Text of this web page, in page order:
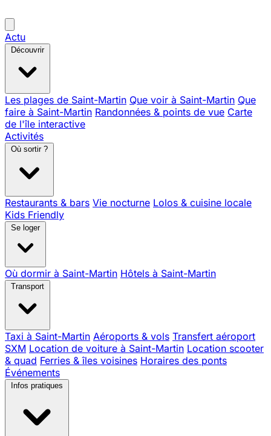
Actu
Découvrir
Les plages de Saint-Martin Que voir à Saint-Martin Que
faire à Saint-Martin Randonnées & points de vue Carte
de l'île interactive
Activités
Où sortir ?
Restaurants & bars Vie nocturne Lolos & cuisine locale
Kids Friendly
Se loger
Où dormir à Saint-Martin Hôtels à Saint-Martin
Transport
Taxi à Saint-Martin Aéroports & vols Transfert aéroport
SXM Location de voiture à Saint-Martin Location scooter
& quad Ferries & îles voisines Horaires des ponts
Événements
Infos pratiques